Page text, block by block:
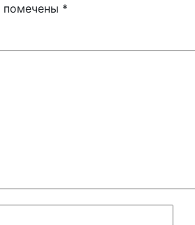
помечены *